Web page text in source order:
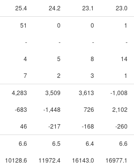
25.4 24.2 23.1 23.0
51 0 0 1
- - - -
4 5 8 14
7 2 3 1
4,283 3,509 3,613 -1,008
-683 -1,448 726 2,102
46 -217 -168 -260
6.6 6.5 6.4 6.6
10128.6 11972.4 16143.0 16977.1